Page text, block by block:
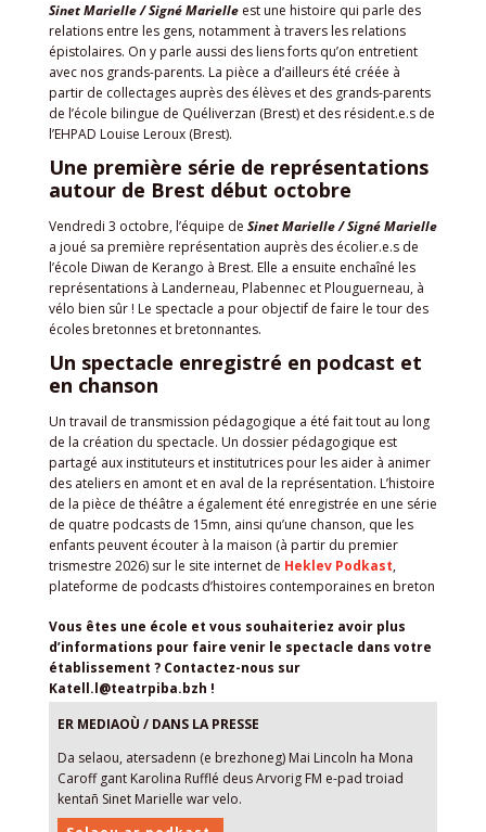
Sinet Marielle / Signé Marielleest une histoire qui parle des
relations entre les gens, notamment à travers les relations
épistolaires. On y parle aussi des liens forts qu’on entretient
avec nos grands-parents. La pièce a d’ailleurs été créée à
partir de collectages auprès des élèves et des grands-parents
de l’école bilingue de Quéliverzan (Brest) et des résident.e.s de
l’EHPAD Louise Leroux (Brest).
Une première série de représentations
autour de Brest début octobre
Vendredi 3 octobre, l’équipe de Sinet Marielle / Signé Marielle
a joué sa première représentation auprès des écolier.e.s de
l’école Diwan de Kerango à Brest. Elle a ensuite enchaîné les
représentations à Landerneau, Plabennec et Plouguerneau, à
vélo bien sûr ! Le spectacle a pour objectif de faire le tour des
écoles bretonnes et bretonnantes.
Un spectacle enregistré en podcast et
en chanson
Un travail de transmission pédagogique a été fait tout au long
de la création du spectacle. Un dossier pédagogique est
partagé aux instituteurs et institutrices pour les aider à animer
des ateliers en amont et en aval de la représentation. L’histoire
de la pièce de théâtre a également été enregistrée en une série
de quatre podcasts de 15mn, ainsi qu’une chanson, que les
enfants peuvent écouter à la maison (à partir du premier
trismestre 2026) sur le site internet de Heklev Podkast,
plateforme de podcasts d’histoires contemporaines en breton
Vous êtes une école et vous souhaiteriez avoir plus
d’informations pour faire venir le spectacle dans votre
établissement ? Contactez-nous sur
Katell.l@teatrpiba.bzh !
ER MEDIAOÙ / DANS LA PRESSE
Da selaou, atersadenn (e brezhoneg) Mai Lincoln ha Mona
Caroff gant Karolina Rufflé deus Arvorig FM e-pad troiad
kentañ Sinet Marielle war velo.